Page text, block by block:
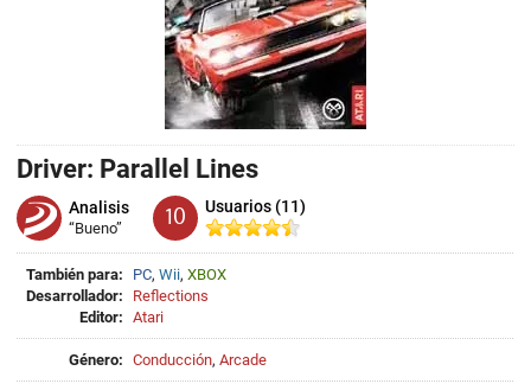
Driver: Parallel Lines
Analisis
“Bueno” 10 Usuarios (11)
También para: PC, Wii, XBOX
Desarrollador:
Reflections
Editor: Atari
Género: Conducción, Arcade